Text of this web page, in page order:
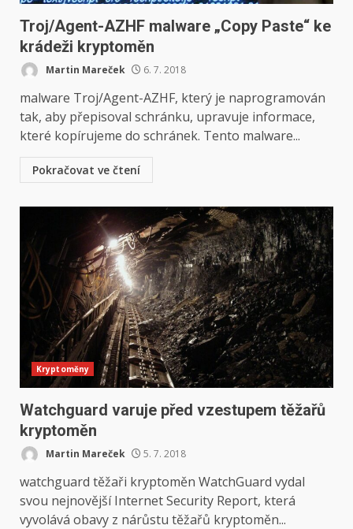
Troj/Agent-AZHF malware „Copy Paste“ ke
krádeži kryptoměn
Martin Mareček 6. 7. 2018
malware Troj/Agent-AZHF, který je naprogramován
tak, aby přepisoval schránku, upravuje informace,
které kopírujeme do schránek. Tento malware...
Pokračovat ve čtení
Kryptoměny
Watchguard varuje před vzestupem těžařů
kryptoměn
Martin Mareček 5. 7. 2018
watchguard těžaři kryptoměn WatchGuard vydal
svou nejnovější Internet Security Report, která
vyvolává obavy z nárůstu těžařů kryptoměn...